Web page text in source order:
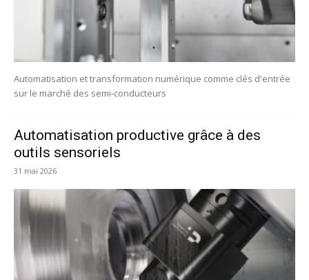
Automatisation et transformation numérique comme clés d'entrée
sur le marché des semi-conducteurs
Automatisation productive grâce à des
outils sensoriels
31 mai 2026